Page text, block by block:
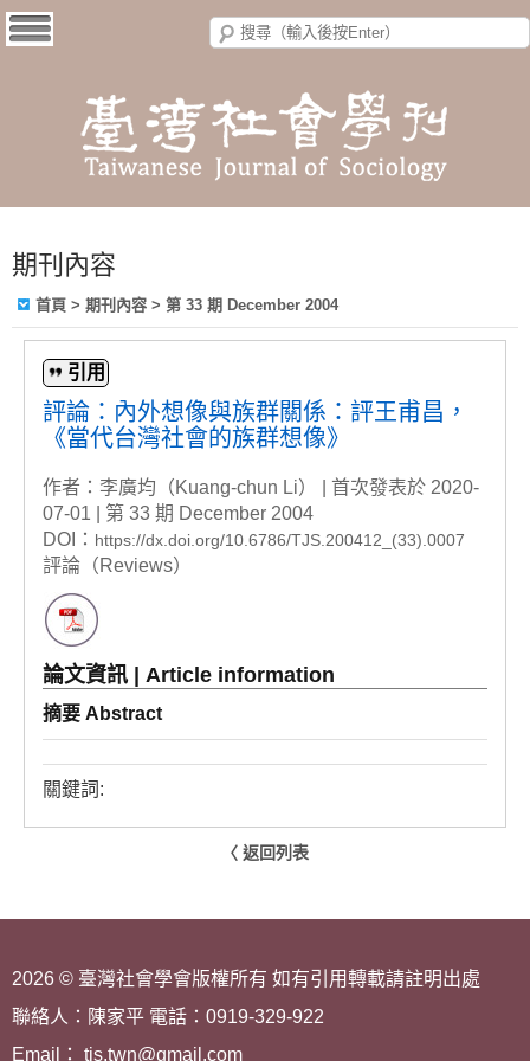
期刊內容
首頁 > 期刊內容 > 第 33 期 December 2004
引用
評論：內外想像與族群關係：評王甫昌，
《當代台灣社會的族群想像》
作者：李廣均（Kuang-chun Li） | 首次發表於 2020-
07-01 | 第 33 期 December 2004
DOI： https://dx.doi.org/10.6786/TJS.200412_(33).0007
評論（Reviews）
論文資訊 | Article information
摘要 Abstract
關鍵詞:
〈 返回列表
2026 © 臺灣社會學會版權所有 如有引用轉載請註明出處
聯絡人：陳家平 電話：0919-329-922
Email： tjs.twn@gmail.com